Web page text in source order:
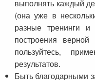
выполнять каждый
(она уже в
разные тренинги
построения
пользуйтесь,
результатов.
Быть благодарными